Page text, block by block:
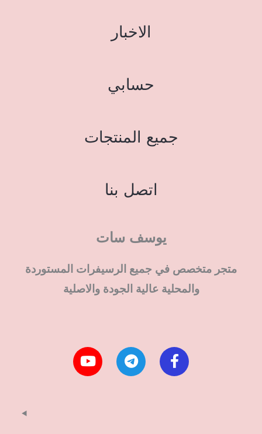
الاخبار
حسابي
جميع المنتجات
اتصل بنا
يوسف سات
متجر متخصص في جميع الرسيفرات المستوردة
والمحلية عالية الجودة والاصلية